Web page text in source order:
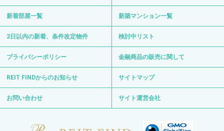
新着部屋一覧 新築マンション一覧
2日以内の新着、条件改定物件 検討中リスト
プライバシーポリシー 金融商品の販売に関して
REIT FINDからのお知らせ サイトマップ
お問い合わせ サイト運営会社